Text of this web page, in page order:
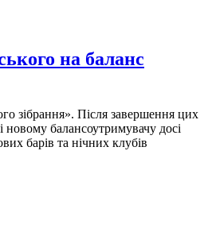
на баланс
зібрання». Після завершення цих
новому балансоутримувачу досі
барів та нічних клубів